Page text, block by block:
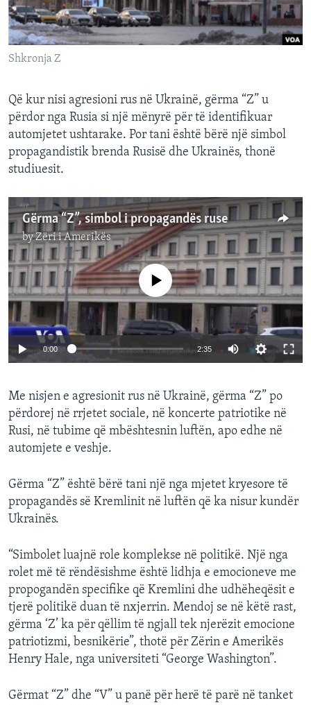
INTERVISTA
DITARI
Shkronja Z
Që kur nisi agresioni rus në Ukrainë, gërma “Z” u
përdor nga Rusia si një mënyrë për të identifikuar
automjetet ushtarake. Por tani është bërë një simbol
propagandistik brenda Rusisë dhe Ukrainës, thonë
studiuesit.
Gërma “Z”, simbol i propagandës ruse
byZëri i Amerikës
No media source currently available
0:00 2:35
Me nisjen e agresionit rus në Ukrainë, gërma “Z” po
përdorej në rrjetet sociale, në koncerte patriotike në
Rusi, në tubime që mbështesnin luftën, apo edhe në
automjete e veshje.
Gërma “Z” është bërë tani një nga mjetet kryesore të
propagandës së Kremlinit në luftën që ka nisur kundër
Ukrainës.
“Simbolet luajnë role komplekse në politikë. Një nga
rolet më të rëndësishme është lidhja e emocioneve me
propogandën specifike që Kremlini dhe udhëheqësit e
tjerë politikë duan të nxjerrin. Mendoj se në këtë rast,
gërma ‘Z’ ka për qëllim të ngjall tek njerëzit emocione
patriotizmi, besnikërie”, thotë për Zërin e Amerikës
Henry Hale, nga universiteti “George Washington”.
Gërmat “Z” dhe “V” u panë për herë të parë në tanket